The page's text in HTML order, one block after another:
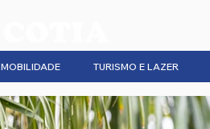
MOBILIDADE TURISMO E LAZER